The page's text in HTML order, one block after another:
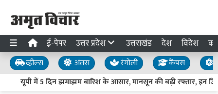
ई-पेपर उत्तर प्रदेश उत्तराखंड देश विदेश
व्हील्स अंतस रंगोली कैंपस
यूपी में 5 दिन झमाझम बारिश के आसार, मानसून की बढ़ी रफ्तार, इन